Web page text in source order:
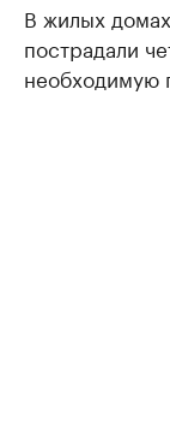
В жилых
пострадали
необходимую